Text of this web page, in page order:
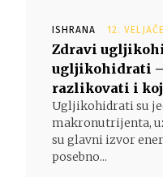
ISHRANA 12.
Zdravi
ugljikohidrati
razlikovati i
Ugljikohidrati su
makronutrijenta,
su glavni izvor
posebno...